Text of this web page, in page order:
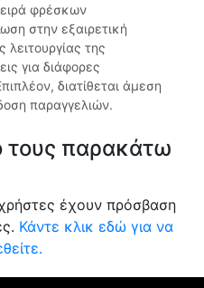
φρέσκων
στην εξαιρετική
λειτουργίας της
για διάφορες
διατίθεται άμεση
παραγγελιών.
τους παρακάτω
έχουν πρόσβαση
Κάντε κλικ εδώ για να